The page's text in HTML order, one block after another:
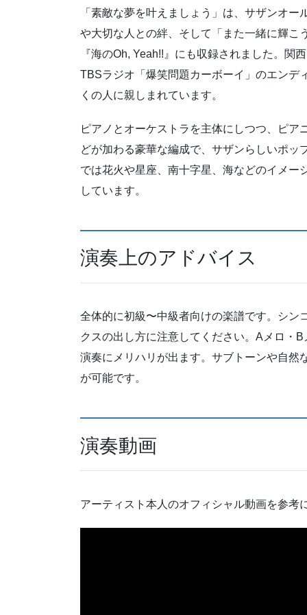
「素敵な夢を叶えましょう」は、サザンオ
や大切な人との絆、そして「また一緒に輝こ
『海のOh, Yeah!!』にも収録されました。関
TBSラジオ「爆笑問題カーボーイ」のエンデ
くの人に親しまれています。
ピアノとオーケストラを主体にしつつ、ピ
どが加わる豪華な編成で、サザンらしいポ
では花火や星座、南十字星、海などのイメー
しています。
演奏上のアドバイス
全体的に初級〜中級者向けの楽譜です。シン
クスの出し方に注意してください。Aメロ・
演奏にメリハリが出ます。サブトーンや自然
が可能です。
演奏動画
アーティスト本人のオフィシャル動画を参考